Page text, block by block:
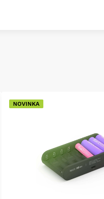
NOVINKA